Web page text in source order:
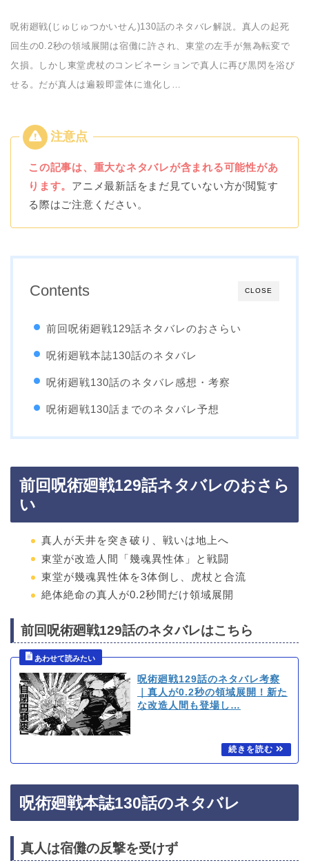
呪術廻戦(じゅじゅつかいせん)130話のネタバレ解説。真人の起死
回生の0.2秒の領域展開は宿儺に許され、東堂の左手が無為転変で
欠損。しかし東堂虎杖のコンビネーションで真人に再び黒閃を浴び
せる。だが真人は遍殺即霊体に進化し…
この記事は、重大なネタバレが含まれる可能性があ
ります。 アニメ最新話をまだ見ていない方が閲覧す
る際はご注意ください。
CLOSE
Contents
前回呪術廻戦129話ネタバレのおさらい
呪術廻戦本誌130話のネタバレ
呪術廻戦130話のネタバレ感想・考察
呪術廻戦130話までのネタバレ予想
前回呪術廻戦129話ネタバレのおさら
い
真人が天井を突き破り、戦いは地上へ
東堂が改造人間「幾魂異性体」と戦闘
東堂が幾魂異性体を3体倒し、虎杖と合流
絶体絶命の真人が0.2秒間だけ領域展開
前回呪術廻戦129話のネタバレはこちら
呪術廻戦129話のネタバレ考察
｜真人が0.2秒の領域展開！新た
な改造人間も登場し…
呪術廻戦本誌130話のネタバレ
真人は宿儺の反撃を受けず